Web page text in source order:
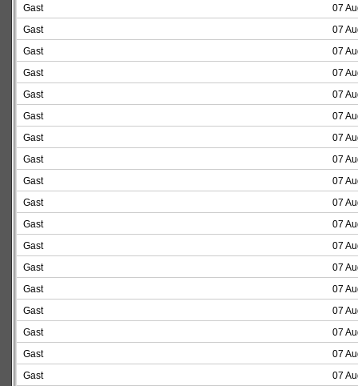
Gast
07
Gast
07
Gast
07
Gast
07
Gast
07
Gast
07
Gast
07
Gast
07
Gast
07
Gast
07
Gast
07
Gast
07
Gast
07
Gast
07
Gast
07
Gast
07
Gast
07
Gast
07